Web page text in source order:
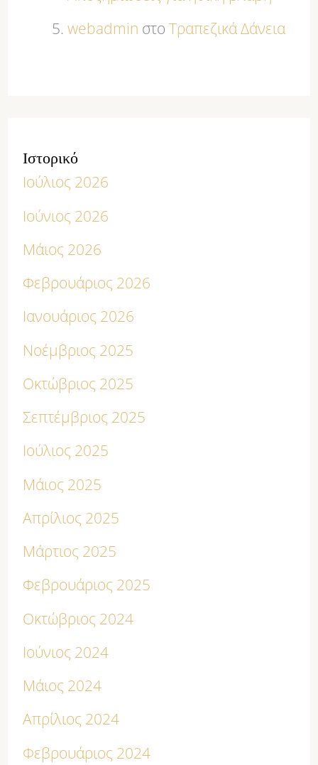
webadmin στοΤραπεζικά Δάνεια
Ιστορικό
Ιούλιος 2026
Ιούνιος 2026
Μάιος 2026
Φεβρουάριος 2026
Ιανουάριος 2026
Νοέμβριος 2025
Οκτώβριος 2025
Σεπτέμβριος 2025
Ιούλιος 2025
Μάιος 2025
Απρίλιος 2025
Μάρτιος 2025
Φεβρουάριος 2025
Οκτώβριος 2024
Ιούνιος 2024
Μάιος 2024
Απρίλιος 2024
Φεβρουάριος 2024